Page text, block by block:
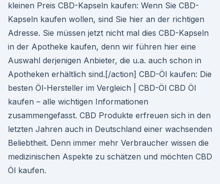
kleinen Preis CBD-Kapseln kaufen: Wenn Sie CBD-
Kapseln kaufen wollen, sind Sie hier an der richtigen
Adresse. Sie müssen jetzt nicht mal dies CBD-Kapseln
in der Apotheke kaufen, denn wir führen hier eine
Auswahl derjenigen Anbieter, die u.a. auch schon in
Apotheken erhältlich sind.[/action] CBD-Öl kaufen: Die
besten Öl-Hersteller im Vergleich | CBD-Öl CBD Öl
kaufen – alle wichtigen Informationen
zusammengefasst. CBD Produkte erfreuen sich in den
letzten Jahren auch in Deutschland einer wachsenden
Beliebtheit. Denn immer mehr Verbraucher wissen die
medizinischen Aspekte zu schätzen und möchten CBD
Öl kaufen.